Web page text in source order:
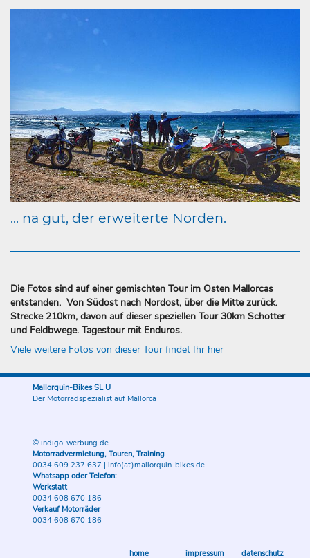
... na gut, der erweiterte Norden.
Die Fotos sind auf einer gemischten Tour im Osten Mallorcas
entstanden. Von Südost nach Nordost, über die Mitte zurück.
Strecke 210km, davon auf dieser speziellen Tour 30km Schotter
und Feldbwege. Tagestour mit Enduros.
Viele weitere Fotos von dieser Tour findet Ihr hier
Mallorquin-Bikes SL U
Der Motorradspezialist auf Mallorca
© indigo-werbung.de
Motorradvermietung, Touren, Training
0034 609 237 637 | info(at)mallorquin-bikes.de
Whatsapp oder Telefon:
Werkstatt
0034 608 670 186
Verkauf Motorräder
0034 608 670 186
home impressum datenschutz